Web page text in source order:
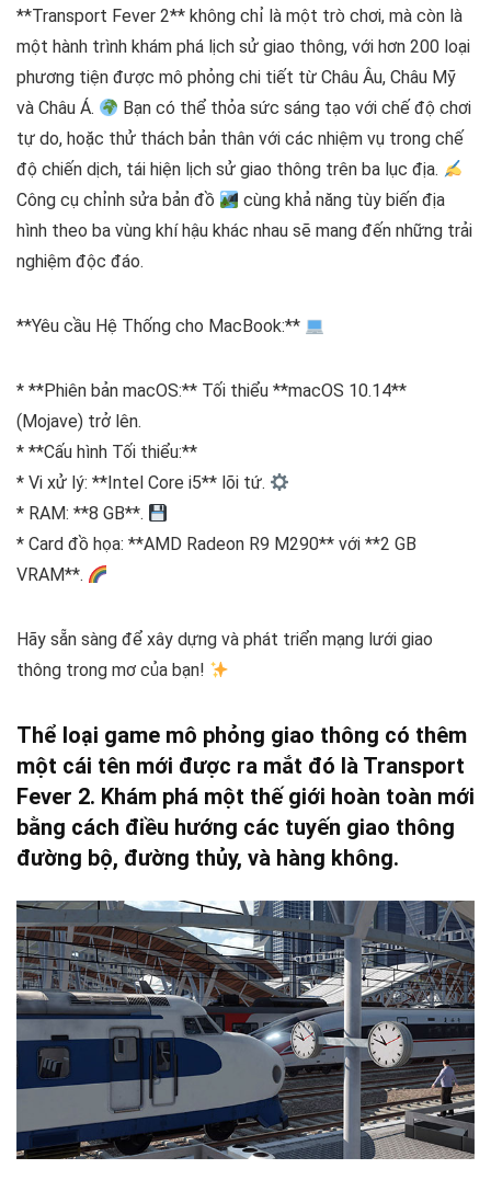
**Transport Fever 2** không chỉ là một trò chơi, mà còn là
một hành trình khám phá lịch sử giao thông, với hơn 200 loại
phương tiện được mô phỏng chi tiết từ Châu Âu, Châu Mỹ
và Châu Á.
Bạn có thể thỏa sức sáng tạo với chế độ chơi
tự do, hoặc thử thách bản thân với các nhiệm vụ trong chế
độ chiến dịch, tái hiện lịch sử giao thông trên ba lục địa.
Công cụ chỉnh sửa bản đồ
cùng khả năng tùy biến địa
hình theo ba vùng khí hậu khác nhau sẽ mang đến những trải
nghiệm độc đáo.
**Yêu cầu Hệ Thống cho MacBook:**
* **Phiên bản macOS:** Tối thiểu **macOS 10.14**
(Mojave) trở lên.
* **Cấu hình Tối thiểu:**
* Vi xử lý: **Intel Core i5** lõi tứ.
* RAM: **8 GB**.
* Card đồ họa: **AMD Radeon R9 M290** với **2 GB
VRAM**.
Hãy sẵn sàng để xây dựng và phát triển mạng lưới giao
thông trong mơ của bạn!
Thể loại game mô phỏng giao thông có thêm
một cái tên mới được ra mắt đó là Transport
Fever 2. Khám phá một thế giới hoàn toàn mới
bằng cách điều hướng các tuyến giao thông
đường bộ, đường thủy, và hàng không.